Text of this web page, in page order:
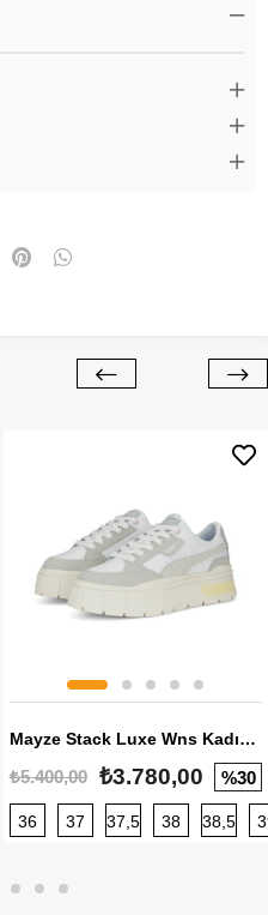
40 40,5 41 42 42,5
Mayze Stack Luxe Wns Kadın Sneaker
₺5.400,00 ₺3.780,00 %30
36 37 37,5 38 38,5